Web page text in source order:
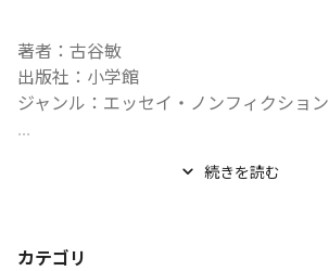
著者：古谷敏
出版社：小学館
ジャンル：エッセイ・ノンフィクション
...
続きを読む
カテゴリ